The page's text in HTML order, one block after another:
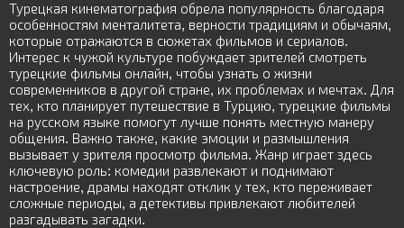
Турецкая кинематография обрела популярность благодаря
особенностям менталитета, верности традициям и обычаям,
которые отражаются в сюжетах фильмов и сериалов.
Интерес к чужой культуре побуждает зрителей смотреть
турецкие фильмы онлайн, чтобы узнать о жизни
современников в другой стране, их проблемах и мечтах. Для
тех, кто планирует путешествие в Турцию, турецкие фильмы
на русском языке помогут лучше понять местную манеру
общения. Важно также, какие эмоции и размышления
вызывает у зрителя просмотр фильма. Жанр играет здесь
ключевую роль: комедии развлекают и поднимают
настроение, драмы находят отклик у тех, кто переживает
сложные периоды, а детективы привлекают любителей
разгадывать загадки.